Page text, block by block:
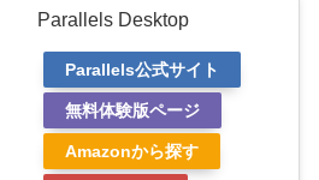
Parallels Desktop
Parallels公式サイト
無料体験版ページ
Amazonから探す